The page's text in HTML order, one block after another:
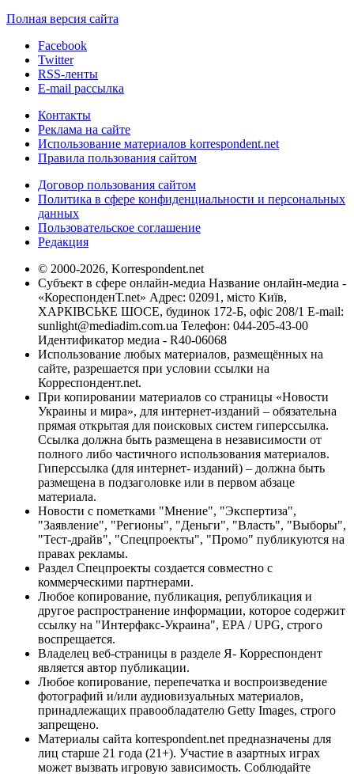
Полная версия сайта
Facebook
Twitter
RSS-ленты
E-mail рассылка
Контакты
Реклама на сайте
Использование материалов korrespondent.net
Правила пользования сайтом
Договор пользования сайтом
Политика в сфере конфиденциальности и персональных
данных
Пользовательское соглашение
Редакция
© 2000-2026, Korrespondent.net
Субъект в сфере онлайн-медиа Название онлайн-медиа -
«КореспонденТ.net» Адрес: 02091, місто Київ,
ХАРКІВСЬКЕ ШОСЕ, будинок 172-Б, офіс 208/1 E-mail:
sunlight@mediadim.com.ua Телефон: 044-205-43-00
Идентификатор медиа - R40-06068
Использование любых материалов, размещённых на
сайте, разрешается при условии ссылки на
Корреспондент.net.
При копировании материалов со страницы «Новости
Украины и мира», для интернет-изданий – обязательна
прямая открытая для поисковых систем гиперссылка.
Ссылка должна быть размещена в независимости от
полного либо частичного использования материалов.
Гиперссылка (для интернет- изданий) – должна быть
размещена в подзаголовке или в первом абзаце
материала.
Новости с пометками "Мнение", "Экспертиза",
"Заявление", "Регионы", "Деньги", "Власть", "Выборы",
"Тест-драйв", "Спецпроекты", "Промо" публикуются на
правах рекламы.
Раздел Спецпроекты создается совместно с
коммерческими партнерами.
Любое копирование, публикация, републикация и
другое распространение информации, которое содержит
ссылку на "Интерфакс-Украина", EPA / UPG, строго
воспрещается.
Владелец веб-страницы в разделе Я- Корреспондент
является автор публикации.
Любое копирование, перепечатка и воспроизведение
фотографий и/или аудиовизуальных материалов,
принадлежащих правообладателю Getty Images, строго
запрещено.
Материалы сайта korrespondent.net предназначены для
лиц старше 21 года (21+). Участие в азартных играх
может вызвать игровую зависимость. Соблюдайте